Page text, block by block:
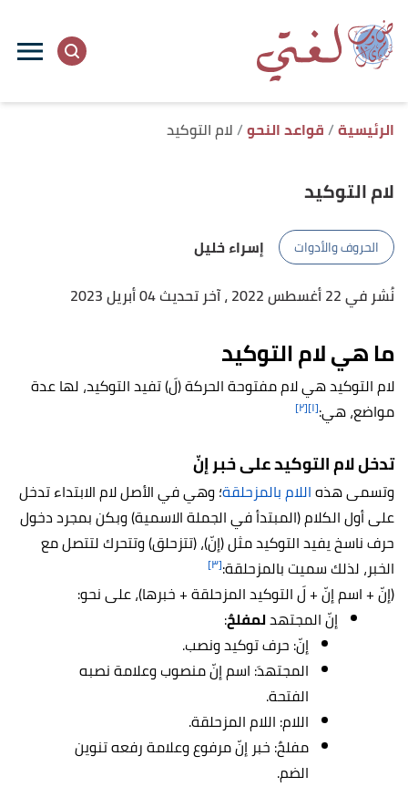
الرئيسية قواعد النحو لام التوكيد
لام التوكيد
الحروف والأدوات
إسراء خليل
نُشر في 22 أغسطس 2022
، آخر تحديث 04 أبريل 2023
ما هي لام التوكيد
لام التوكيد هي لام مفتوحة الحركة (لَ) تفيد التوكيد، لها عدة
مواضع، هي:[١] [٢]
تدخل لام التوكيد على خبر إنّ
وتسمى هذهاللام بالمزحلقة؛ وهي في الأصل لام الابتداء تدخل
على أول الكلام (المبتدأ في الجملة الاسمية) وبكن بمجرد دخول
حرف ناسخ يفيد التوكيد مثل (إنّ)، (تتزحلق) وتتحرك لتتصل مع
الخبر، لذلك سميت بالمزحلقة:[٣]
(إنّ + اسم إنّ + لَ التوكيد المزحلقة + خبرها)، على نحو:
إنّ المجتهدلمفلحٌ:
إنّ: حرف توكيد ونصب.
المجتهدَ: اسم إنّ منصوب وعلامة نصبه
الفتحة.
اللام: اللام المزحلقة.
مفلحٌ: خبر إنّ مرفوع وعلامة رفعه تنوين
الضم.